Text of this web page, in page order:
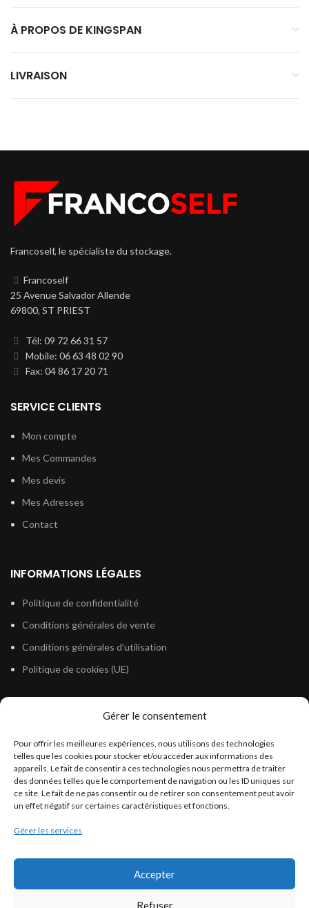
Gérer le consentement
Pour offrir les meilleures expériences, nous utilisons des technologies
telles que les cookies pour stocker et/ou accéder aux informations des
appareils. Le fait de consentir à ces technologies nous permettra de traiter
des données telles que le comportement de navigation ou les ID uniques sur
ce site. Le fait de ne pas consentir ou de retirer son consentement peut avoir
un effet négatif sur certaines caractéristiques et fonctions.
Gérer les services
Accepter
Refuser
À PROPOS DE KINGSPAN
LIVRAISON
Francoself, le spécialiste du stockage.
Francoself
25 Avenue Salvador Allende
69800, ST PRIEST
Tél: 09 72 66 31 57
Mobile: 06 63 48 02 90
Fax: 04 86 17 20 71
SERVICE CLIENTS
Mon compte
Mes Commandes
Mes devis
Mes Adresses
Contact
INFORMATIONS LÉGALES
Politique de confidentialité
Conditions générales de vente
Conditions générales d’utilisation
Politique de cookies (UE)
Législation Gasoil Fioul GNR
Législation Essence
Législation Adblue
Législation Eau
Législation Lubrifiant
Législation Phytosanitaire